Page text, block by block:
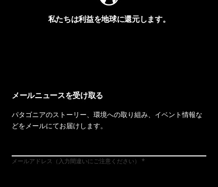
私たちは利益を地球に還元します。
メールニュースを受け取る
パタゴニアのストーリー、環境への取り組み、イベント情報な
どをメールにてお届けします。
メールアドレス（入力間違いにご注意ください）